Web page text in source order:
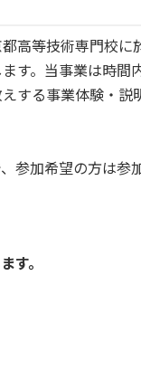
高等技術専門校に
す。当事業は時間
する事業体験・説
参加希望の方は参
す。